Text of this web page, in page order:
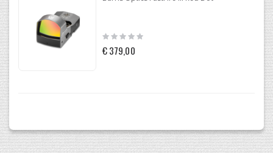
Rating:
0%
€ 379,00